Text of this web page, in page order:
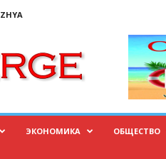
ЭКОНОМИКА ОБЩЕСТВО